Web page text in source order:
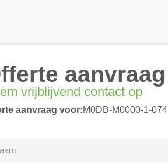
aanvraag
vrijblijvend contact op
aanvraag voor:M0DB-M0000-1-074